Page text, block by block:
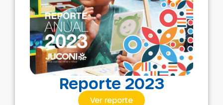
Reporte 2023
Ver reporte